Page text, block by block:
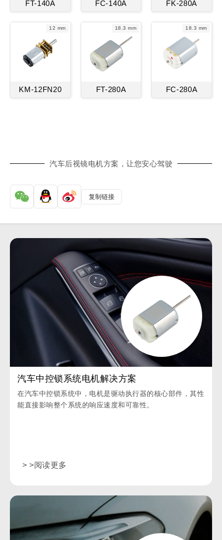
FT-140A FC-140A FK-280A
12 mm
KM-12FN20
18.3 mm
FT-280A
18.3 mm
FC-280A
汽车后视镜电机方案，让您安心驾驶
复制链接
汽车中控锁系统电机解决方案
在汽车中控锁系统中，电机是驱动执行器的核心部件，其性
能直接影响整个系统的响应速度和可靠性。
> >阅读更多